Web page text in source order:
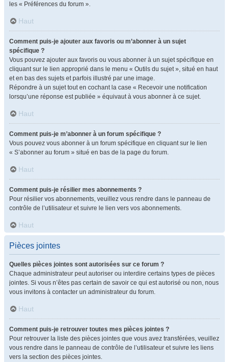
les « Préférences du forum ».
Haut
Comment puis-je ajouter aux favoris ou m’abonner à un sujet
spécifique ?
Vous pouvez ajouter aux favoris ou vous abonner à un sujet spécifique en
cliquant sur le lien approprié dans le menu « Outils du sujet », situé en haut
et en bas des sujets et parfois illustré par une image.
Répondre à un sujet tout en cochant la case « Recevoir une notification
lorsqu’une réponse est publiée » équivaut à vous abonner à ce sujet.
Haut
Comment puis-je m’abonner à un forum spécifique ?
Vous pouvez vous abonner à un forum spécifique en cliquant sur le lien
« S’abonner au forum » situé en bas de la page du forum.
Haut
Comment puis-je résilier mes abonnements ?
Pour résilier vos abonnements, veuillez vous rendre dans le panneau de
contrôle de l’utilisateur et suivre le lien vers vos abonnements.
Haut
Pièces jointes
Quelles pièces jointes sont autorisées sur ce forum ?
Chaque administrateur peut autoriser ou interdire certains types de pièces
jointes. Si vous n’êtes pas certain de savoir ce qui est autorisé ou non, nous
vous invitons à contacter un administrateur du forum.
Haut
Comment puis-je retrouver toutes mes pièces jointes ?
Pour retrouver la liste des pièces jointes que vous avez transférées, veuillez
vous rendre dans le panneau de contrôle de l’utilisateur et suivre les liens
vers la section des pièces jointes.